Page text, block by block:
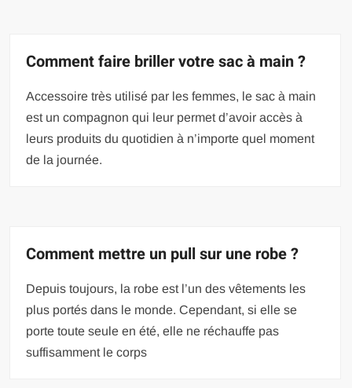
Comment faire briller votre sac à main ?
Accessoire très utilisé par les femmes, le sac à main
est un compagnon qui leur permet d’avoir accès à
leurs produits du quotidien à n’importe quel moment
de la journée.
Comment mettre un pull sur une robe ?
Depuis toujours, la robe est l’un des vêtements les
plus portés dans le monde. Cependant, si elle se
porte toute seule en été, elle ne réchauffe pas
suffisamment le corps